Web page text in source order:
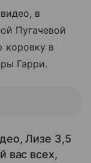
в
Пугачевой
коровку в
Гарри.
Лизе 3,5
вас всех,